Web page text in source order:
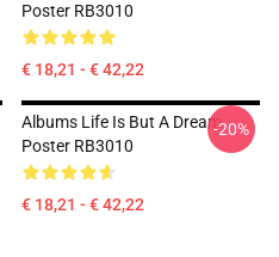
Poster RB3010
€ 18,21 - € 42,22
Albums Life Is But A Dream
Poster RB3010
€ 18,21 - € 42,22
-20%